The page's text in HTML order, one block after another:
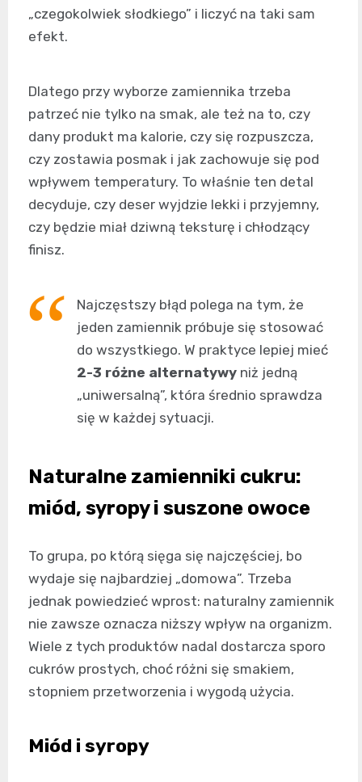
„czegokolwiek słodkiego” i liczyć na taki sam
efekt.
Dlatego przy wyborze zamiennika trzeba
patrzeć nie tylko na smak, ale też na to, czy
dany produkt ma kalorie, czy się rozpuszcza,
czy zostawia posmak i jak zachowuje się pod
wpływem temperatury. To właśnie ten detal
decyduje, czy deser wyjdzie lekki i przyjemny,
czy będzie miał dziwną teksturę i chłodzący
finisz.
Najczęstszy błąd polega na tym, że
jeden zamiennik próbuje się stosować
do wszystkiego. W praktyce lepiej mieć
2-3 różne alternatywy niż jedną
„uniwersalną”, która średnio sprawdza
się w każdej sytuacji.
Naturalne zamienniki cukru:
miód, syropy i suszone owoce
To grupa, po którą sięga się najczęściej, bo
wydaje się najbardziej „domowa”. Trzeba
jednak powiedzieć wprost: naturalny zamiennik
nie zawsze oznacza niższy wpływ na organizm.
Wiele z tych produktów nadal dostarcza sporo
cukrów prostych, choć różni się smakiem,
stopniem przetworzenia i wygodą użycia.
Miód i syropy